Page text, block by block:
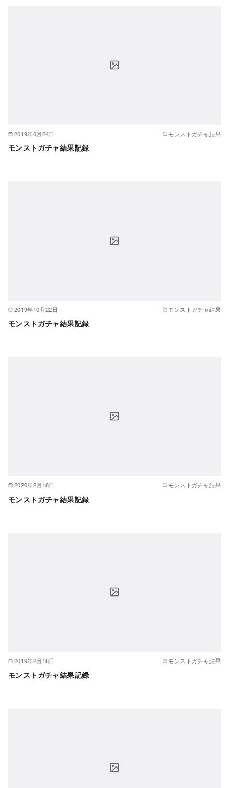
2019年6月24日 モンストガチャ結果
モンストガチャ結果記録
2019年10月22日 モンストガチャ結果
モンストガチャ結果記録
2020年2月18日 モンストガチャ結果
モンストガチャ結果記録
2019年2月18日 モンストガチャ結果
モンストガチャ結果記録